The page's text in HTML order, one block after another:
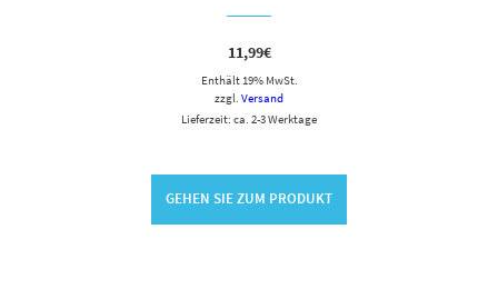
11,99€
Enthält 19% MwSt.
zzgl. Versand
Lieferzeit: ca. 2-3 Werktage
GEHEN SIE ZUM PRODUKT